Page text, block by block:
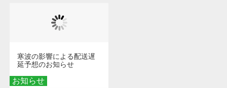
お知らせ
寒波の影響による配送遅
延予想のお知らせ